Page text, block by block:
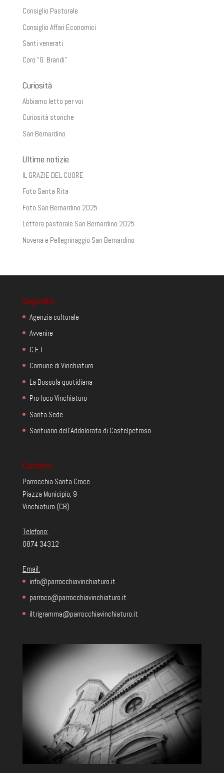
Consiglio Pastorale
Consiglio Affari Economici
Santi venerati
Coro “G. Brandi”
Curiosità
Abbiamo letto per voi
Curiosità storiche
San Bernardino
Ultime notizie
IL GRAZIE DEL CUORE
Foto Santa Rita
Foto San Bernardino 2025
Lettera pastorale San Bernardino 2025
Novena e Pellegrinaggio San Bernardino
Segnalibri
Agenzia culturale
Avvenire
C.E.I.
Comune di Vinchiaturo
La Bussola quotidiana
Pro-loco Vinchiaturo
Santa Sede
Santuario dell'Addolorata di Castelpetroso
Contatti
Parrocchia Santa Croce
Piazza Municipio, 9
Vinchiaturo (CB)
Telefono:
0874 34312
Email:
info@parrocchiavinchiaturo.it
parroco@parrocchiavinchiaturo.it
iltrigramma@parrocchiavinchiaturo.it